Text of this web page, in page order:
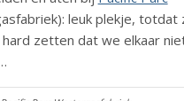
leuk plekje, totdat
zetten dat we elkaar